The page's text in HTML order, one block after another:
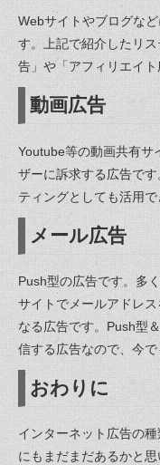
Webサイトやブログな
す。上記で紹介したリ
告」や「アフィリエイト
動画広告
Youtube等の動画共有サ
ザーに訴求する広告で
ティングとしても活用で
メール広告
Push型の広告です。多
サイトでメールアドレ
なる広告です。Push型
信する広告なので、今で
おわりに
インターネット広告の
にもまだまだあるかと